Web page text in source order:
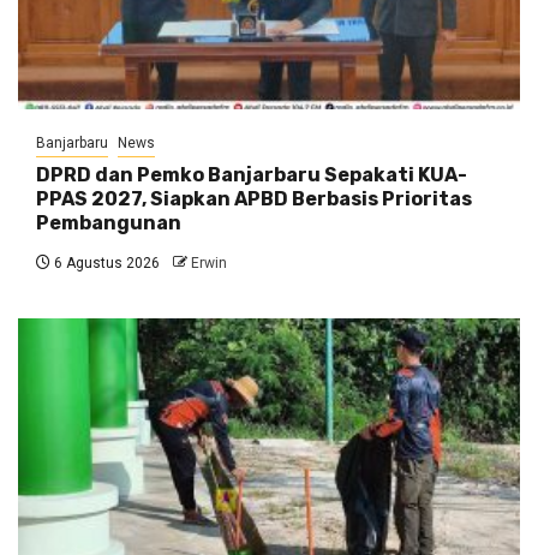
Banjarbaru News
DPRD dan Pemko Banjarbaru Sepakati KUA-
PPAS 2027, Siapkan APBD Berbasis Prioritas
Pembangunan
6 Agustus 2026 Erwin